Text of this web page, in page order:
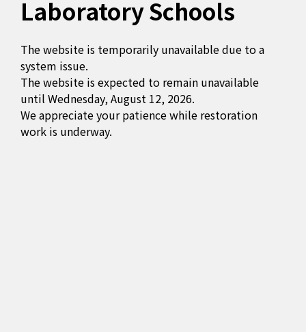
Laboratory Schools
The website is temporarily unavailable due to a
system issue.
The website is expected to remain unavailable
until Wednesday, August 12, 2026.
We appreciate your patience while restoration
work is underway.